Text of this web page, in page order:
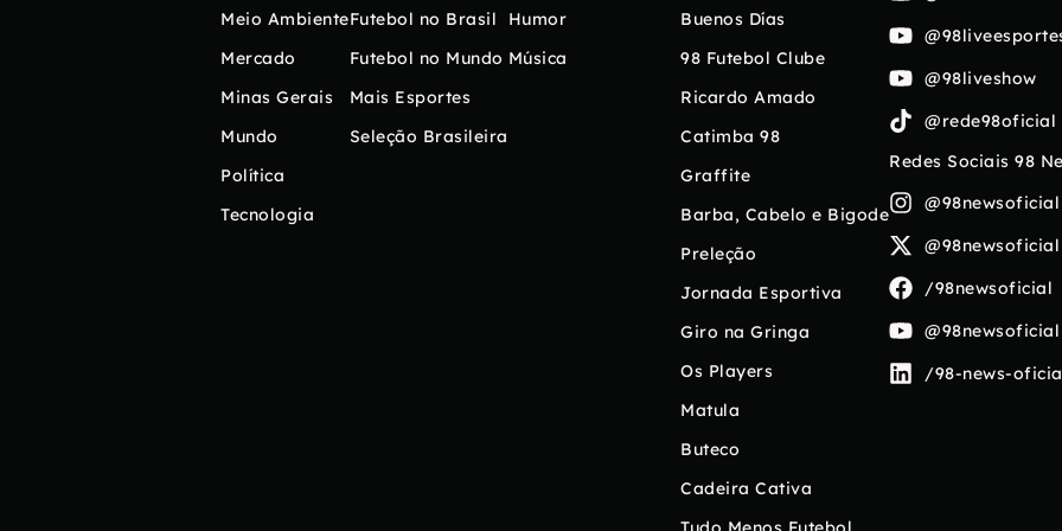
Meio Ambiente
Mercado
Minas Gerais
Mundo
Política
Tecnologia
Futebol no Brasil
Futebol no Mundo
Mais Esportes
Seleção Brasileira
Humor
Música
Buenos Días
98 Futebol Clube
Ricardo Amado
Catimba 98
Graffite
Barba, Cabelo e Bigode
Preleção
Jornada Esportiva
Giro na Gringa
Os Players
Matula
Buteco
Cadeira Cativa
@98liveshow
@rede98oficial
Redes Sociais 98
@98newsoficial
@98newsoficial
/98newsoficial
@98newsoficial
/98-news-